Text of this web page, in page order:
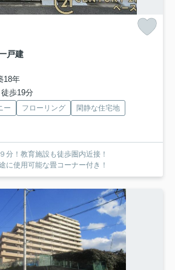
戸建
18年
歩19分
ー フローリング
閑静な住宅地
分！教育施設も徒歩圏内近接！
に使用可能な畳コーナー付き！